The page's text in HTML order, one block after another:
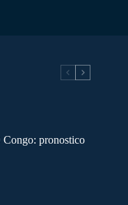
pronostico